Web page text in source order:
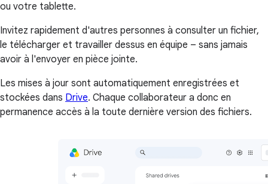
ou votre tablette.
Invitez rapidement d'autres personnes à consulter un fichier,
le télécharger et travailler dessus en équipe – sans jamais
avoir à l'envoyer en pièce jointe.
Les mises à jour sont automatiquement enregistrées et
stockées dans Drive. Chaque collaborateur a donc en
permanence accès à la toute dernière version des fichiers.